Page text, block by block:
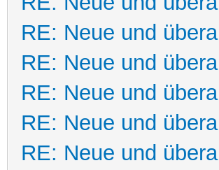
RE: Neue und
RE: Neue und
RE: Neue und
RE: Neue und
RE: Neue und